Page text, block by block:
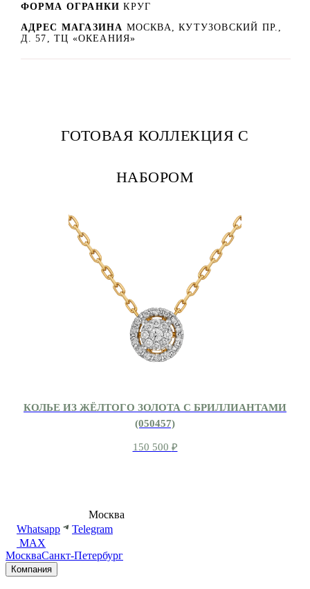
ФОРМА ОГРАНКИ КРУГ
АДРЕС МАГАЗИНА МОСКВА, КУТУЗОВСКИЙ ПР.,
Д. 57, ТЦ «ОКЕАНИЯ»
ГОТОВАЯ КОЛЛЕКЦИЯ С
НАБОРОМ
КОЛЬЕ ИЗ ЖЁЛТОГО ЗОЛОТА С БРИЛЛИАНТАМИ
(050457)
150 500 ₽
Москва
Whatsapp
Telegram
MAX
МоскваСанкт-Петербург
Компания